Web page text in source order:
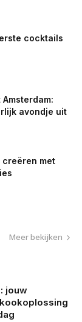
cocktails
avondje uit
creëren met
Meer bekijken
jouw